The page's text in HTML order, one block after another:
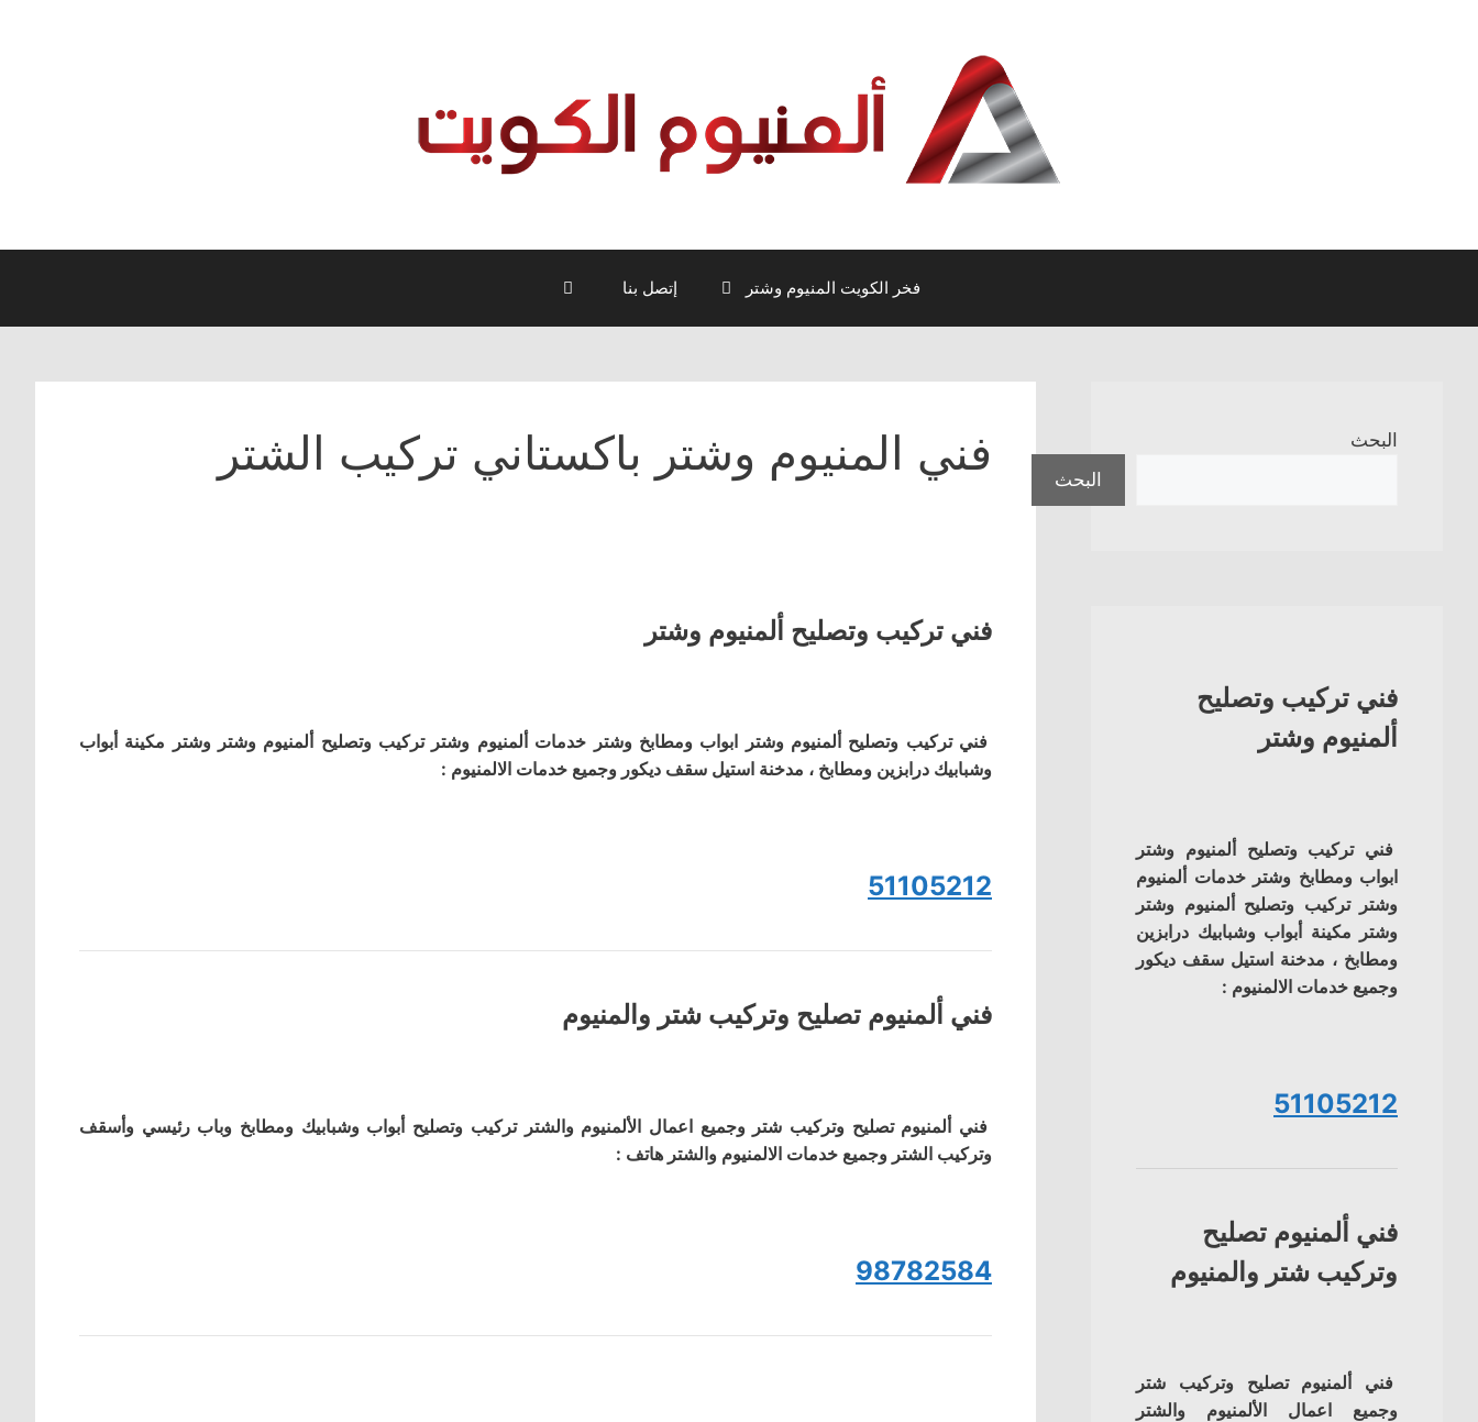
فخر الكويت المنيوم وشتر إتصل بنا
فني المنيوم وشتر باكستاني تركيب الشتر
فني تركيب وتصليح ألمنيوم وشتر
فني تركيب وتصليح ألمنيوم وشتر ابواب ومطابخ وشتر خدمات ألمنيوم وشتر تركيب وتصليح ألمنيوم وشتر وشتر مكينة أبواب
وشبابيك درابزين ومطابخ ، مدخنة استيل سقف ديكور وجميع خدمات الالمنيوم :
51105212
فني ألمنيوم تصليح وتركيب شتر والمنيوم
فني ألمنيوم تصليح وتركيب شتر وجميع اعمال الألمنيوم والشتر تركيب وتصليح أبواب وشبابيك ومطابخ وباب رئيسي وأسقف
وتركيب الشتر وجميع خدمات الالمنيوم والشتر هاتف :
98782584
البحث
البحث
فني تركيب وتصليح
ألمنيوم وشتر
فني تركيب وتصليح ألمنيوم وشتر
ابواب ومطابخ وشتر خدمات ألمنيوم
وشتر تركيب وتصليح ألمنيوم وشتر
وشتر مكينة أبواب وشبابيك درابزين
ومطابخ ، مدخنة استيل سقف ديكور
وجميع خدمات الالمنيوم :
51105212
فني ألمنيوم تصليح
وتركيب شتر والمنيوم
فني ألمنيوم تصليح وتركيب شتر
وجميع اعمال الألمنيوم والشتر